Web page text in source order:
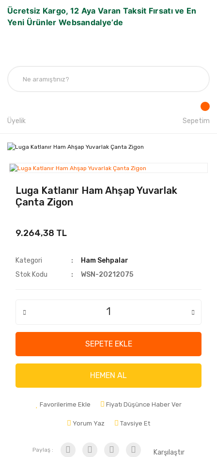
Ücretsiz Kargo, 12 Aya Varan Taksit Fırsatı ve En
Yeni Ürünler Websandalye’de
Üyelik Sepetim
Luga Katlanır Ham Ahşap Yuvarlak
Çanta Zigon
9.264,38 TL
Kategori
Ham Sehpalar
Stok Kodu
WSN-20212075
SEPETE EKLE
HEMEN AL
Favorilerime Ekle Fiyatı Düşünce Haber Ver
Yorum Yaz Tavsiye Et
Paylaş : Karşılaştır